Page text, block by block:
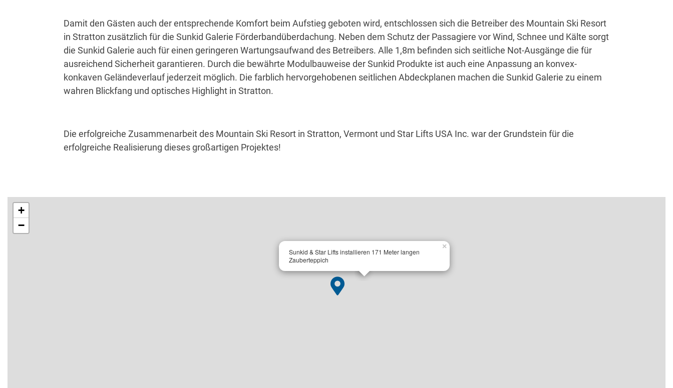
Damit den Gästen auch der entsprechende Komfort beim Aufstieg geboten wird, entschlossen sich die Betreiber des Mountain Ski Resort
in Stratton zusätzlich für die Sunkid Galerie Förderbandüberdachung. Neben dem Schutz der Passagiere vor Wind, Schnee und Kälte sorgt
die Sunkid Galerie auch für einen geringeren Wartungsaufwand des Betreibers. Alle 1,8m befinden sich seitliche Not-Ausgänge die für
ausreichend Sicherheit garantieren. Durch die bewährte Modulbauweise der Sunkid Produkte ist auch eine Anpassung an konvex-
konkaven Geländeverlauf jederzeit möglich. Die farblich hervorgehobenen seitlichen Abdeckplanen machen die Sunkid Galerie zu einem
wahren Blickfang und optisches Highlight in Stratton.
Die erfolgreiche Zusammenarbeit des Mountain Ski Resort in Stratton, Vermont und Star Lifts USA Inc. war der Grundstein für die
erfolgreiche Realisierung dieses großartigen Projektes!
Sunkid & Star Lifts installieren 171 Meter langen
Zauberteppich
×
+
−